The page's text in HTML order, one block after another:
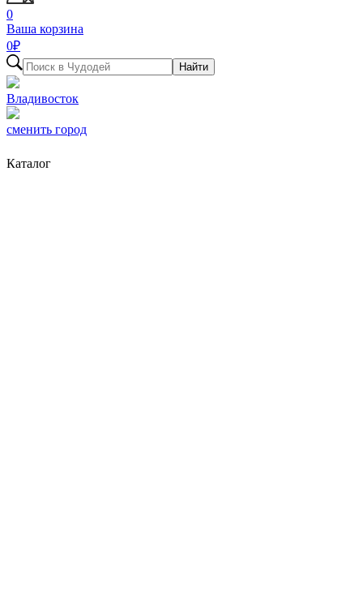
0
Ваша корзина
0₽
Найти
Владивосток
сменить город
Каталог